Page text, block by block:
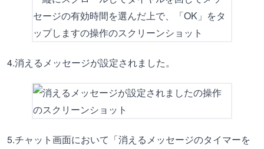
4.消えるメッセージが設定されました。
5.チャット画面において「消えるメッセージのタイマーを